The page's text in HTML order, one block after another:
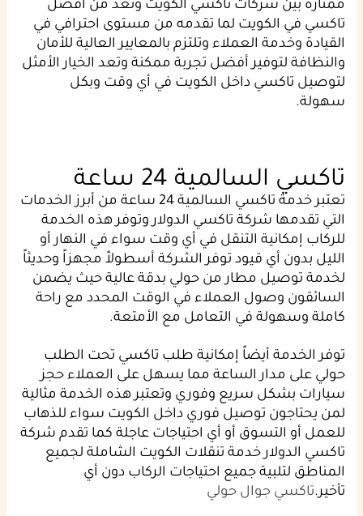
ممتازة بين شركات تاكسي الكويت وتعد من أفضل
تاكسي في الكويت لما تقدمه من مستوى احترافي في
القيادة وخدمة العملاء وتلتزم بالمعايير العالية للأمان
والنظافة لتوفير أفضل تجربة ممكنة وتعد الخيار الأمثل
لتوصيل تاكسي داخل الكويت في أي وقت وبكل
سهولة.
تاكسي السالمية 24 ساعة
تعتبر خدمة تاكسي السالمية 24 ساعة من أبرز الخدمات
التي تقدمها شركة تاكسي الدولار وتوفر هذه الخدمة
للركاب إمكانية التنقل في أي وقت سواء في النهار أو
الليل بدون أي قيود توفر الشركة أسطولاً مجهزاً وحديثاً
لخدمة توصيل مطار من حولي بدقة عالية حيث يضمن
السائقون وصول العملاء في الوقت المحدد مع راحة
كاملة وسهولة في التعامل مع الأمتعة.
توفر الخدمة أيضاً إمكانية طلب تاكسي تحت الطلب
حولي على مدار الساعة مما يسهل على العملاء حجز
سيارات بشكل سريع وفوري وتعتبر هذه الخدمة مثالية
لمن يحتاجون توصيل فوري داخل الكويت سواء للذهاب
للعمل أو التسوق أو أي احتياجات عاجلة كما تقدم شركة
تاكسي الدولار خدمة تنقلات الكويت الشاملة لجميع
المناطق لتلبية جميع احتياجات الركاب دون أي
تأخير.تاكسي جوال حولي